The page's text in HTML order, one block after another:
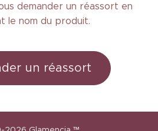
demander un réassort en
le nom du produit.
un réassort